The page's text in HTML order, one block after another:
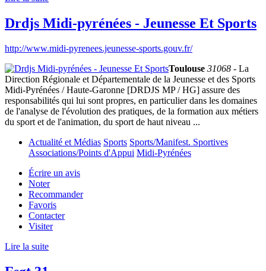
Drdjs Midi-pyrénées - Jeunesse Et Sports
http://www.midi-pyrenees.jeunesse-sports.gouv.fr/
Toulouse 31068 - La
Direction Régionale et Départementale de la Jeunesse et des Sports
Midi-Pyrénées / Haute-Garonne [DRDJS MP / HG] assure des
responsabilités qui lui sont propres, en particulier dans les domaines
de l'analyse de l'évolution des pratiques, de la formation aux métiers
du sport et de l'animation, du sport de haut niveau ...
Actualité et Médias Sports Sports/Manifest. Sportives
Associations/Points d'Appui Midi-Pyrénées
Écrire un avis
Noter
Recommander
Favoris
Contacter
Visiter
Lire la suite